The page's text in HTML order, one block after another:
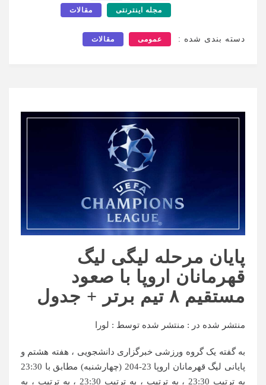
مجله اینترنتی مقالات
دسته بندی شده : عمومی مقالات
پایان مرحله لیگی لیگ
قهرمانان اروپا با صعود
مستقیم ۸ تیم برتر + جدول
منتشر شده در : منتشر شده توسط : لورا
به گفته یک گروه ورزشی خبرگزاری دانشجویی ، هفته هشتم و
پایانی لیگ قهرمانان اروپا 23-204 (چهارشنبه) مطابق با 23:30
به ترتیب 23:30 ، به ترتیب ، به ترتیب 23:30 ، به ترتیب ، به